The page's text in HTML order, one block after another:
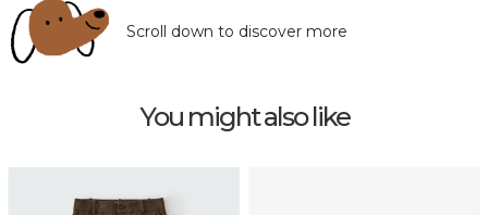
Scroll down to discover more
You might also like